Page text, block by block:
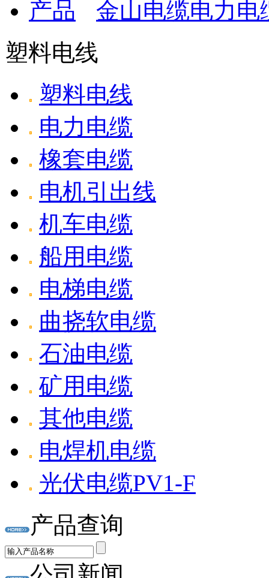
金山电缆电力电
塑料电线
塑料电线
电力电缆
橡套电缆
电机引出线
机车电缆
船用电缆
电梯电缆
曲挠软电缆
石油电缆
矿用电缆
其他电缆
电焊机电缆
光伏电缆PV1-F
产品查询